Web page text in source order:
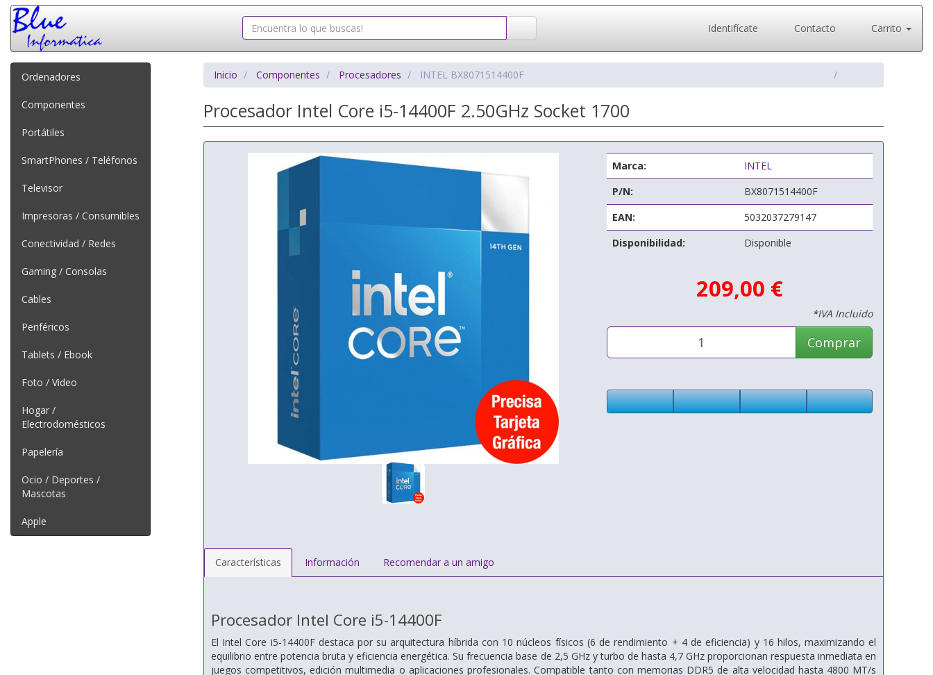
Identifícate Contacto Carrito
Ordenadores
Componentes
Portátiles
SmartPhones / Teléfonos
Televisor
Impresoras / Consumibles
Conectividad / Redes
Gaming / Consolas
Cables
Periféricos
Tablets / Ebook
Foto / Video
Hogar /
Electrodomésticos
Papelería
Ocio / Deportes /
Mascotas
Apple
Inicio Componentes Procesadores INTEL BX8071514400F
Procesador Intel Core i5-14400F 2.50GHz Socket 1700
Marca:
INTEL
P/N:
BX8071514400F
EAN:
5032037279147
Disponibilidad:
Disponible
209,00 €
*IVA Incluido
Comprar
Características Información Recomendar a un amigo
Procesador Intel Core i5-14400F
El Intel Core i5-14400F destaca por su arquitectura híbrida con 10 núcleos físicos (6 de rendimiento + 4 de eficiencia) y 16 hilos, maximizando el
equilibrio entre potencia bruta y eficiencia energética. Su frecuencia base de 2,5 GHz y turbo de hasta 4,7 GHz proporcionan respuesta inmediata en
juegos competitivos, edición multimedia o aplicaciones profesionales. Compatible tanto con memorias DDR5 de alta velocidad hasta 4800 MT/s